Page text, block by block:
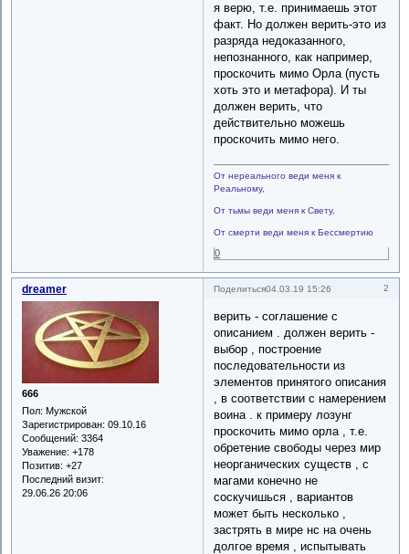
я верю, т.е. принимаешь этот
факт. Но должен верить-это из
разряда недоказанного,
непознанного, как например,
проскочить мимо Орла (пусть
хоть это и метафора). И ты
должен верить, что
действительно можешь
проскочить мимо него.
От нереального веди меня к
Реальному,
От тьмы веди меня к Свету,
От смерти веди меня к Бессмертию
0
Поделиться 2
04.03.19 15:26
dreamer
666
Пол: Мужской
Зарегистрирован: 09.10.16
Сообщений: 3364
Уважение: +178
Позитив: +27
Последний визит:
29.06.26 20:06
верить - соглашение с
описанием . должен верить -
выбор , построение
последовательности из
элементов принятого описания
, в соответствии с намерением
воина . к примеру лозунг
проскочить мимо орла , т.е.
обретение свободы через мир
неорганических существ , с
магами конечно не
соскучишься , вариантов
может быть несколько ,
застрять в мире нс на очень
долгое время , испытывать